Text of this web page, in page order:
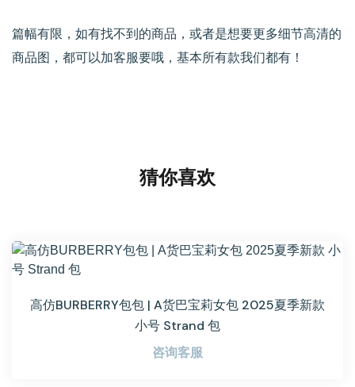
篇幅有限，如有找不到的商品，或者是想要更多细节高清的
商品图，都可以加客服要哦，基本所有款我们都有！
猜你喜欢
高仿BURBERRY包包 | A货巴宝莉女包 2025夏季新款
小号 Strand 包
咨询客服